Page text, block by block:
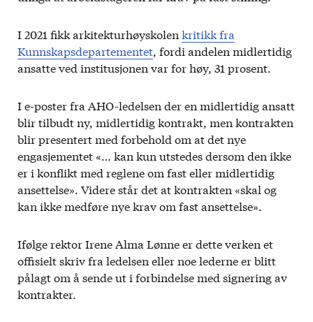
I 2021 fikk arkitekturhøyskolen kritikk fra
Kunnskapsdepartementet, fordi andelen midlertidig
ansatte ved institusjonen var for høy, 31 prosent.
I e-poster fra AHO-ledelsen der en midlertidig ansatt
blir tilbudt ny, midlertidig kontrakt, men kontrakten
blir presentert med forbehold om at det nye
engasjementet «… kan kun utstedes dersom den ikke
er i konflikt med reglene om fast eller midlertidig
ansettelse». Videre står det at kontrakten «skal og
kan ikke medføre nye krav om fast ansettelse».
Ifølge rektor Irene Alma Lønne er dette verken et
offisielt skriv fra ledelsen eller noe lederne er blitt
pålagt om å sende ut i forbindelse med signering av
kontrakter.